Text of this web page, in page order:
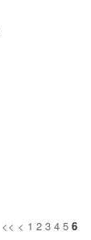
<< < 1 2 3 4 5 6